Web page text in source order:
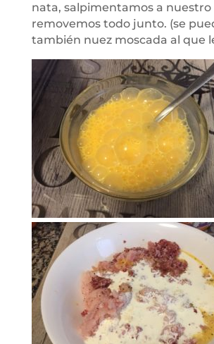
nata, salpimentamos a nuestro
removemos todo junto. (se
también nuez moscada al que